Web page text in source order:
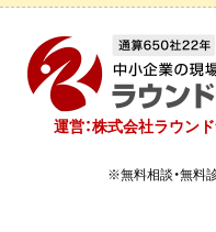
運営：株式会社ラウン
※無料相談・無料